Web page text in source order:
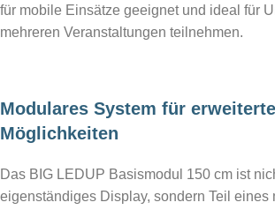
für mobile Einsätze geeignet und ideal für
mehreren Veranstaltungen teilnehmen.
Modulares System für erweiterte
Möglichkeiten
Das BIG LEDUP Basismodul 150 cm ist
eigenständiges Display, sondern Teil eines